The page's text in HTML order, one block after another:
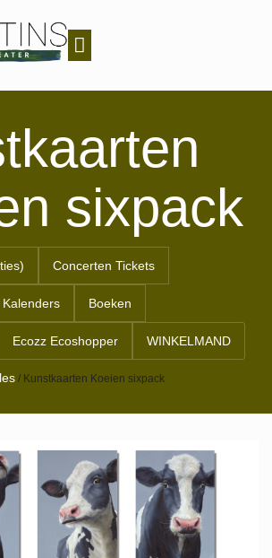
sixpack
Concerten Tickets
Kalenders Boeken
Ecozz Ecoshopper WINKELMAND
/ Kunstkaarten Koeien sixpack